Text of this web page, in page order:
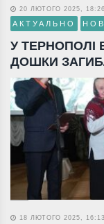
20 ЛЮТОГО 2025, 18:26
АКТУАЛЬНО
У ТЕРНОПОЛІ
ДОШКИ
18 ЛЮТОГО 2025, 16:13